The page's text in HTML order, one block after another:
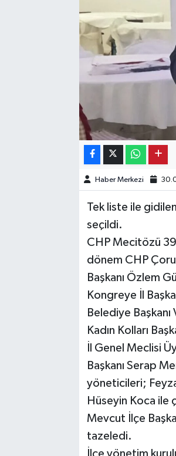
Haber Merkezi
Tek liste ile
seçildi.
CHP Mecitözü
dönem CHP
Başkanı Özlem
Kongreye İl
Belediye
Kadın Kolları
İl Genel Meclisi
Başkanı Serap
yöneticileri;
Hüseyin Koca ile
Mevcut İlçe
tazeledi.
İlçe yönetim